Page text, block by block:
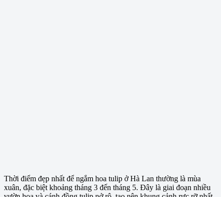
Thời điểm đẹp nhất để ngắm hoa tulip ở Hà Lan thường là mùa
xuân, đặc biệt khoảng tháng 3 đến tháng 5. Đây là giai đoạn nhiều